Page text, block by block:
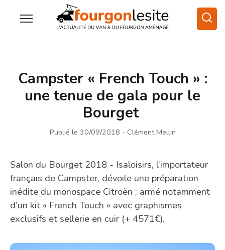
Campster « French Touch » :
une tenue de gala pour le
Bourget
Publié le 30/09/2018 - Clément Mellin
Salon du Bourget 2018 - Isaloisirs, l’importateur
français de Campster, dévoile une préparation
inédite du monospace Citroën ; armé notamment
d’un kit « French Touch » avec graphismes
exclusifs et sellerie en cuir (+ 4571€).